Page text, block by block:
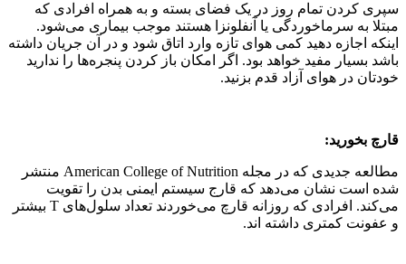
سپری کردن تمام روز در یک فضای بسته و به همراه افرادی که
مبتلا به سرماخوردگی یا آنفلونزا هستند موجب بیماری می‌شود.
اینکه اجازه دهید کمی هوای تازه وارد اتاق شود و در آن جریان داشته
باشد بسیار مفید خواهد بود. اگر امکان باز کردن پنجره‌ها را ندارید
خودتان در هوای آزاد قدم بزنید.
قارچ بخورید:
مطالعه جدیدی که در مجله American College of Nutrition منتشر
شده است نشان می‌دهد که قارج سیستم ایمنی بدن را تقویت
می‌کند. افرادی که روزانه قارچ می‌خوردند تعداد سلول‌های T بیشتر
و عفونت کمتری داشته اند.